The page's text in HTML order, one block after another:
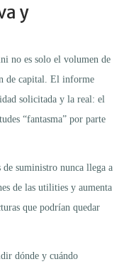
y
no es solo el volumen de
de capital. El informe
solicitada y la real: el
“fantasma” por parte
de suministro nunca llega a
de las utilities y aumenta
que podrían quedar
dónde y cuándo